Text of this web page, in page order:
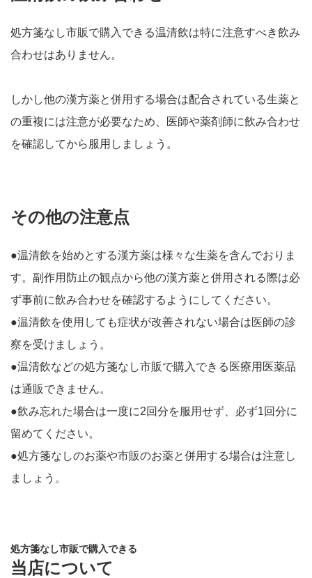
処方箋なし市販で購入できる温清飲は特に注意すべき飲み
合わせはありません。
しかし他の漢方薬と併用する場合は配合されている生薬と
の重複には注意が必要なため、医師や薬剤師に飲み合わせ
を確認してから服用しましょう。
その他の注意点
●温清飲を始めとする漢方薬は様々な生薬を含んでおりま
す。副作用防止の観点から他の漢方薬と併用される際は必
ず事前に飲み合わせを確認するようにしてください。
●温清飲を使用しても症状が改善されない場合は医師の診
察を受けましょう。
●温清飲などの処方箋なし市販で購入できる医療用医薬品
は通販できません。
●飲み忘れた場合は一度に2回分を服用せず、必ず1回分に
留めてください。
●処方箋なしのお薬や市販のお薬と併用する場合は注意し
ましょう。
処方箋なし市販で購入できる
当店について